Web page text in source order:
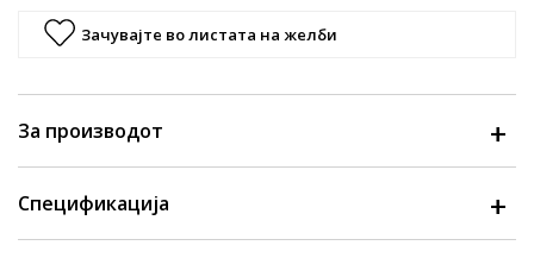
Зачувајте во листата на желби
За производот
Спецификација